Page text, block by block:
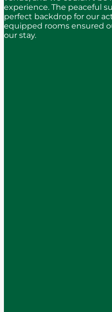
experience. The peaceful
perfect backdrop for our
equipped rooms ensured
our stay.